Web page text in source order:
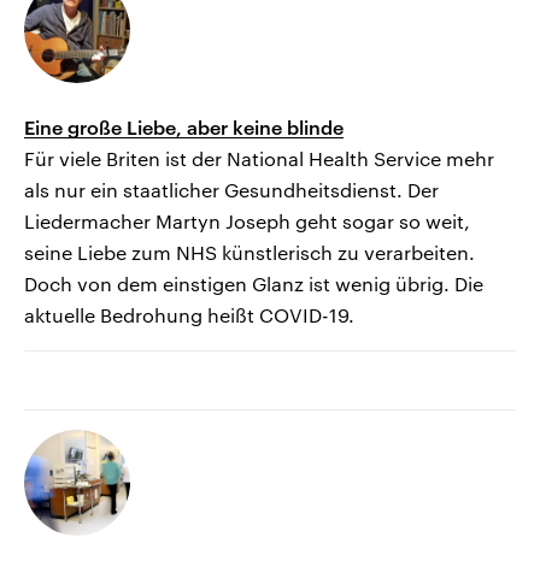
Eine große Liebe, aber keine blinde
Für viele Briten ist der National Health Service mehr
als nur ein staatlicher Gesundheitsdienst. Der
Liedermacher Martyn Joseph geht sogar so weit,
seine Liebe zum NHS künstlerisch zu verarbeiten.
Doch von dem einstigen Glanz ist wenig übrig. Die
aktuelle Bedrohung heißt COVID-19.